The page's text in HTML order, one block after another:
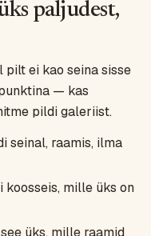
paljudest,
ei kao seina sisse
— kas
pildi galeriist.
seinal, raamis, ilma
mille üks on
üks, mille raamid